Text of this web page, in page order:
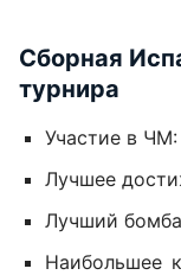
Сборная
турнира
Участие в ЧМ:
Лучшее
Лучший
Наибольшее